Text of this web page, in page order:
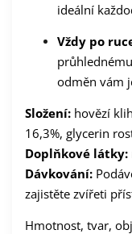
ideální
Vždy po
odměn vám
Složení: hovězí
16,3%, glycerin
Doplňkové látky:
Dávkování:
zajistěte zvířeti
Hmotnost, tvar,